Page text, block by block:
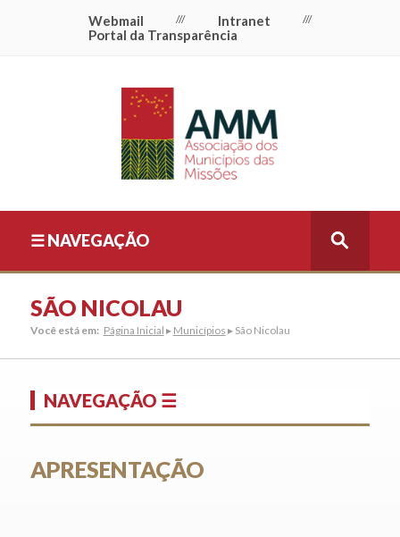
Webmail /// Intranet ///
Portal da Transparência
☰ NAVEGAÇÃO
SÃO NICOLAU
Você está em: Página Inicial ▸ Municípios ▸ São Nicolau
APRESENTAÇÃO
NAVEGAÇÃO ☰